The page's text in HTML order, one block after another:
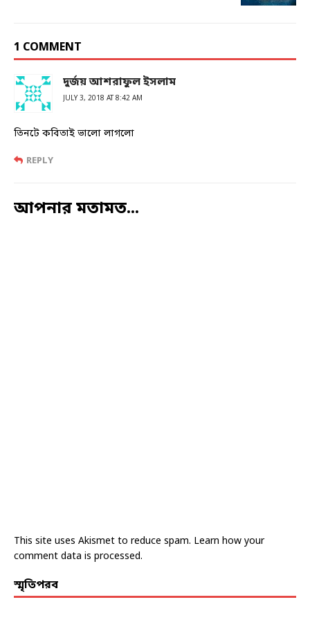
1 COMMENT
দুর্জয় আশরাফুল ইসলাম
JULY 3, 2018 AT 8:42 AM
তিনটে কবিতাই ভালো লাগলো
REPLY
আপনার মতামত...
This site uses Akismet to reduce spam. Learn how your
comment data is processed.
স্মৃতিপরব